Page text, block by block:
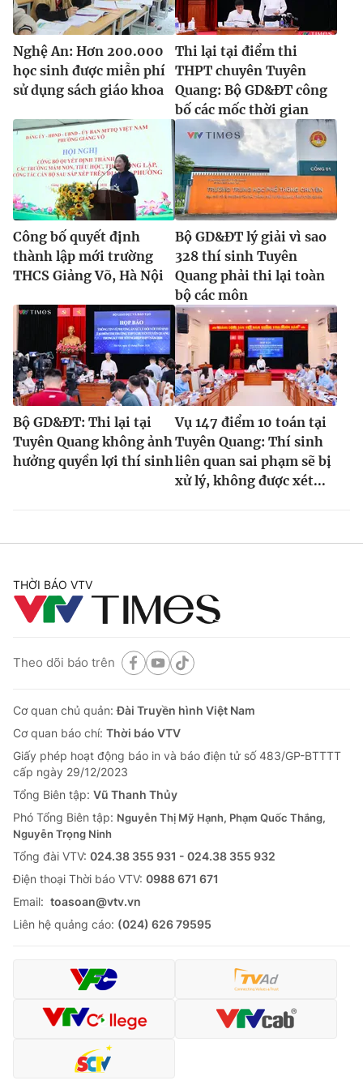
Nghệ An: Hơn 200.000
học sinh được miễn phí
sử dụng sách giáo khoa
Thi lại tại điểm thi
THPT chuyên Tuyên
Quang: Bộ GD&ĐT công
bố các mốc thời gian
Công bố quyết định
thành lập mới trường
THCS Giảng Võ, Hà Nội
Bộ GD&ĐT lý giải vì sao
328 thí sinh Tuyên
Quang phải thi lại toàn
bộ các môn
Bộ GD&ĐT: Thi lại tại
Tuyên Quang không ảnh
hưởng quyền lợi thí sinh
Vụ 147 điểm 10 toán tại
Tuyên Quang: Thí sinh
liên quan sai phạm sẽ bị
xử lý, không được xét...
THỜI BÁO VTV
Theo dõi báo trên
Cơ quan chủ quản:Đài Truyền hình Việt Nam
Cơ quan báo chí: Thời báo VTV
Giấy phép hoạt động báo in và báo điện tử số 483/GP-BTTTT
cấp ngày 29/12/2023
Tổng Biên tập: Vũ Thanh Thủy
Phó Tổng Biên tập: Nguyễn Thị Mỹ Hạnh, Phạm Quốc Thắng,
Nguyễn Trọng Ninh
Tổng đài VTV: 024.38 355 931 - 024.38 355 932
Ðiện thoại Thời báo VTV: 0988 671 671
Email: toasoan@vtv.vn
Liên hệ quảng cáo: (024) 626 79595